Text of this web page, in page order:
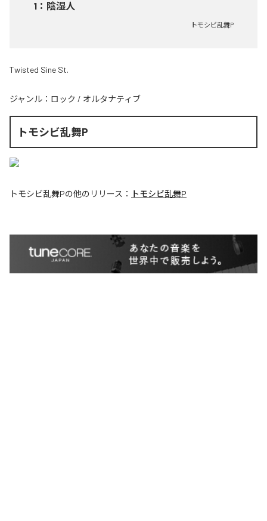
1 ： 陰湿人
トモシビ乱舞P
Twisted Sine St.
ジャンル： ロック / オルタナティブ
トモシビ乱舞P
トモシビ乱舞Pの他のリリース： トモシビ乱舞P